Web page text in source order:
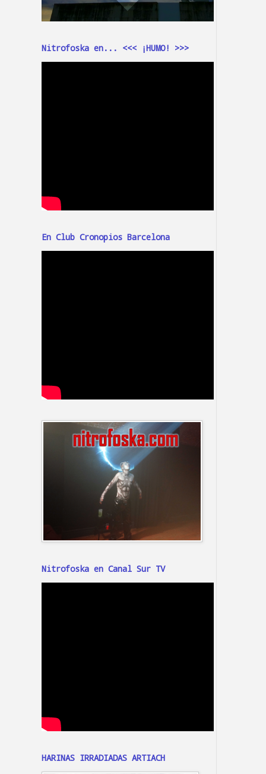
Nitrofoska en... <<< ¡HUMO! >>>
En Club Cronopios Barcelona
Nitrofoska en Canal Sur TV
HARINAS IRRADIADAS ARTIACH